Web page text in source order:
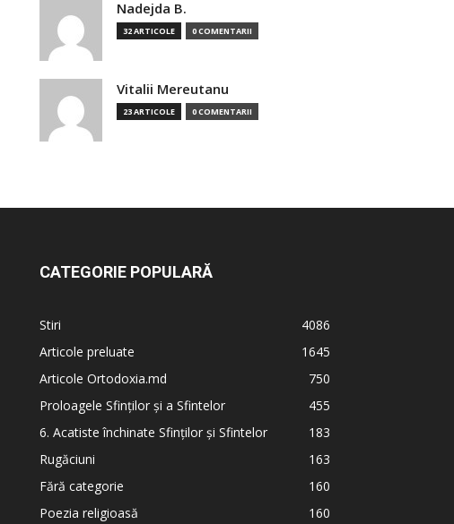
Nadejda B.
32 ARTICOLE 0 COMENTARII
Vitalii Mereutanu
23 ARTICOLE 0 COMENTARII
CATEGORIE POPULARĂ
Stiri
4086
Articole preluate
1645
Articole Ortodoxia.md
750
Proloagele Sfinților și a Sfintelor
455
6. Acatiste închinate Sfinților și Sfintelor
183
Rugăciuni
163
Fără categorie
160
Poezia religioasă
160